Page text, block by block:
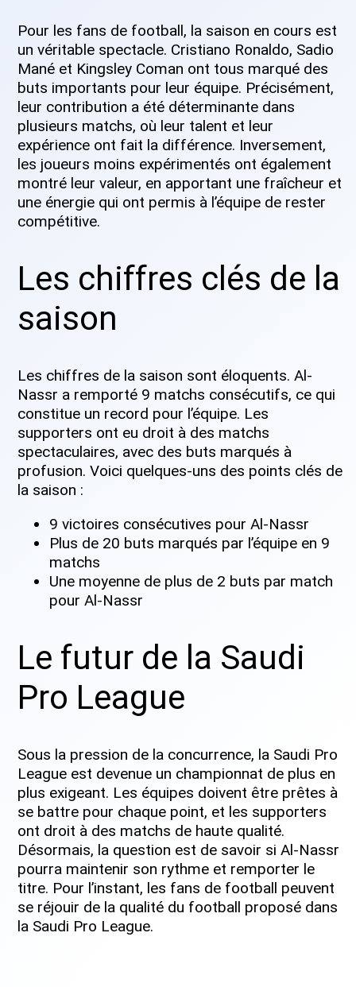
Pour les fans de football, la saison en cours est
un véritable spectacle. Cristiano Ronaldo, Sadio
Mané et Kingsley Coman ont tous marqué des
buts importants pour leur équipe. Précisément,
leur contribution a été déterminante dans
plusieurs matchs, où leur talent et leur
expérience ont fait la différence. Inversement,
les joueurs moins expérimentés ont également
montré leur valeur, en apportant une fraîcheur et
une énergie qui ont permis à l’équipe de rester
compétitive.
Les chiffres clés de la
saison
Les chiffres de la saison sont éloquents. Al-
Nassr a remporté 9 matchs consécutifs, ce qui
constitue un record pour l’équipe. Les
supporters ont eu droit à des matchs
spectaculaires, avec des buts marqués à
profusion. Voici quelques-uns des points clés de
la saison :
9 victoires consécutives pour Al-Nassr
Plus de 20 buts marqués par l’équipe en 9
matchs
Une moyenne de plus de 2 buts par match
pour Al-Nassr
Le futur de la Saudi
Pro League
Sous la pression de la concurrence, la Saudi Pro
League est devenue un championnat de plus en
plus exigeant. Les équipes doivent être prêtes à
se battre pour chaque point, et les supporters
ont droit à des matchs de haute qualité.
Désormais, la question est de savoir si Al-Nassr
pourra maintenir son rythme et remporter le
titre. Pour l’instant, les fans de football peuvent
se réjouir de la qualité du football proposé dans
la Saudi Pro League.